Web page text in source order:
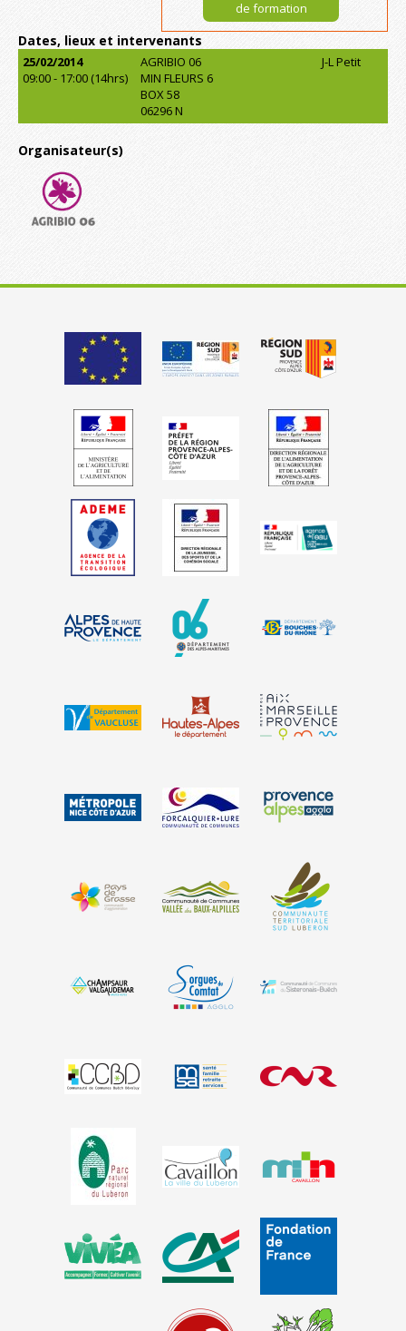
de formation
Dates, lieux et intervenants
25/02/2014
09:00 - 17:00 (14hrs)
AGRIBIO 06
MIN FLEURS 6
BOX 58
06296 N
J-L Petit
Organisateur(s)